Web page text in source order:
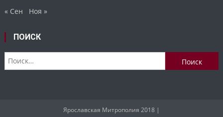
« Сен Ноя »
ПОИСК
Найти:
Ярославская Митрополия 2018 |